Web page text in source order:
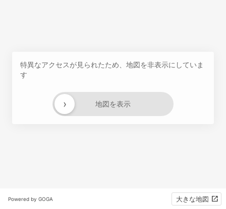
特異なアクセスが見られたため、地図を非表示にしていま
す
地図を表示
›
Powered by GOGA 大きな地図